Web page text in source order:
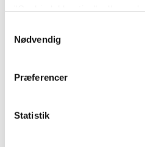
Hvis du tillader det, vil vi også
Identificere din enhed
Dine valg anvendes på hele
Nødvendig
Præferencer
Statistik
Opel
Renault
Seat
Tesla
Værksteder